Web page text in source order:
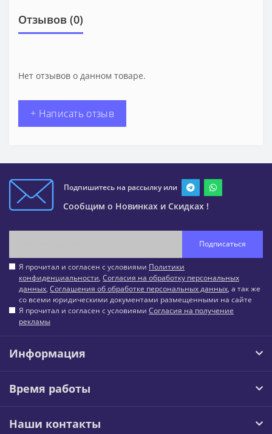
Отзывов (0)
Нет отзывов о данном товаре.
+ Написать отзыв
Подпишитесь на рассылку или
Сообщим о Новинках и Скидках !
Подписаться
Я прочитал и согласен с условиями Политики
конфиденциальности, Согласия на обработку персональных
данных, Соглашения об обработке персональных данных, а так же
со всеми юридическими документами размещенными на сайте
Я прочитал и согласен с условиями Согласия на получение
рекламы
Информация
Время работы
Наши контакты